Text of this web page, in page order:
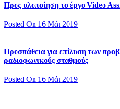
Προς υλοποίηση το έργο Video
Posted On 16 Μάι 2019
Προσπάθεια για επίλυση των
ραδιοφωνικούς σταθμούς
Posted On 16 Μάι 2019